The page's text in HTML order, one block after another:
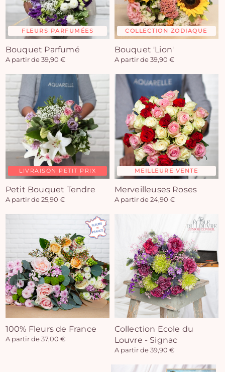
FLEURS PARFUMÉES
Bouquet Parfumé
A partir de 39,90 €
COLLECTION ZODIAQUE
Bouquet 'Lion'
A partir de 39,90 €
LIVRAISON PETIT PRIX
Petit Bouquet Tendre
A partir de 25,90 €
MEILLEURE VENTE
Merveilleuses Roses
A partir de 24,90 €
100% Fleurs de France
A partir de 37,00 €
Collection Ecole du
Louvre - Signac
A partir de 39,90 €